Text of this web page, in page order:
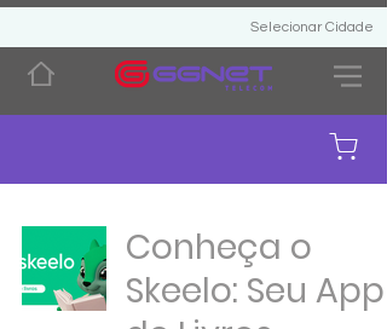
Selecionar Cidade
Conheça o
Skeelo: Seu App